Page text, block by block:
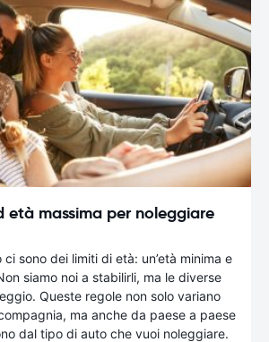
età massima per noleggiare
sono dei limiti di età: un’età minima e
siamo noi a stabilirli, ma le diverse
Queste regole non solo variano
ma anche da paese a paese
dal tipo di auto che vuoi noleggiare.